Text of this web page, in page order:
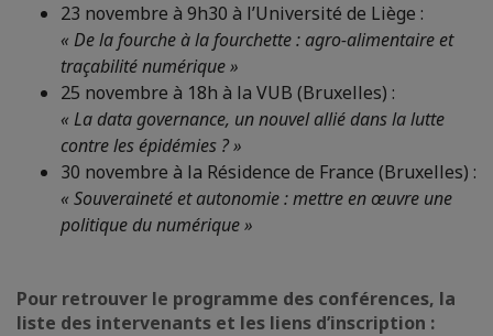
23 novembre à 9h30 à l’Université de Liège :
« De la fourche à la fourchette : agro-alimentaire et
traçabilité numérique »
25 novembre à 18h à la VUB (Bruxelles) :
« La data governance, un nouvel allié dans la lutte
contre les épidémies ? »
30 novembre à la Résidence de France (Bruxelles) :
« Souveraineté et autonomie : mettre en œuvre une
politique du numérique »
Pour retrouver le programme des conférences, la
liste des intervenants et les liens d’inscription :